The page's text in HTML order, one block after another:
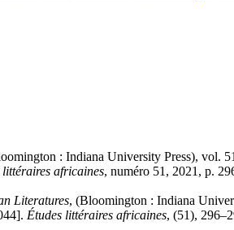
: Indiana University Press), vol.
littéraires africaines, numéro 51, 2021, p.
Literatures, (Bloomington : Indiana
Études littéraires africaines, (51),